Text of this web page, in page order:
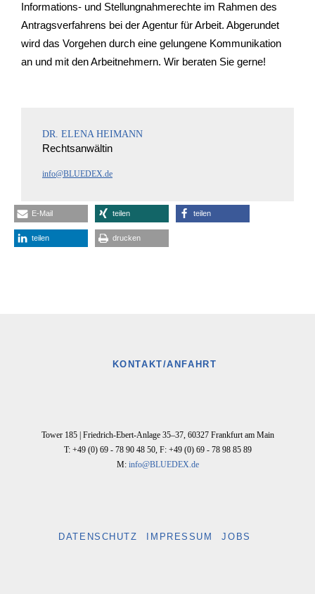
Informations- und Stellungnahmerechte im Rahmen des
Antragsverfahrens bei der Agentur für Arbeit. Abgerundet
wird das Vorgehen durch eine gelungene Kommunikation
an und mit den Arbeitnehmern. Wir beraten Sie gerne!
DR. ELENA HEIMANN
Rechtsanwältin
info@BLUEDEX.de
E-Mail teilen teilen
teilen drucken
KONTAKT/ANFAHRT
Tower 185 | Friedrich-Ebert-Anlage 35–37, 60327 Frankfurt am Main
T: +49 (0) 69 - 78 90 48 50, F: +49 (0) 69 - 78 98 85 89
M: info@BLUEDEX.de
DATENSCHUTZ IMPRESSUM JOBS